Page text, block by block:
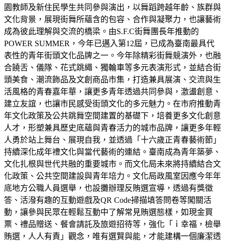
園教師及新住民學生共同參與演出，以舞蹈跨越年齡、族群與
文化背景，展現街舞所蘊含的包容、合作與凝聚力，也讓藝術
成為彼此理解與交流的橋梁。由S.F.C街舞團長年推動的
POWER SUMMER，今年已邁入第12屆，已成為臺南最具代
表性的青年街頭文化品牌之一。今年除精彩街舞競演外，也融
合饒舌、儀隊、花式跳繩、獨輪車等多元表演形式，並結合街
頭美食、潮流飾品及文創商品市集，打造兼具展演、交流與生
活風格的青春嘉年華，讓更多青年透過共同參與，激盪創意、
建立友誼，也讓市民感受街頭文化的多元魅力。在市府推動青
年文化政策及公共跳舞空間建置的基礎下，培養更多文化創意
人才，形塑兼具歷史底蘊與青春活力的城市品牌，讓更多年輕
人勇於站上舞台、展現自我，並透過「十六歲正青春藝術節」
持續深化成年禮文化與當代藝術的連結。臺南成為青年築夢、
文化扎根與世代共融的重要城市。而文化局未來將持續結合文
化政策、公共空間建設與青年培力。文化局政風室因應今年年
底地方公職人員選舉，也設攤辦理反賄選宣導，透過有獎徵
答、活潑有趣的互動遊戲及QR Code掃描填答問卷等闖關活
動，讓參與民眾在輕鬆互動中了解常見賄選態樣，如現金買
票、禮品贈送、餐會請託及旅遊招待等，強化「ｉ幸福，檢舉
賄選，人人有責」觀念，唯有選賢與能，才能建構一個廉潔透